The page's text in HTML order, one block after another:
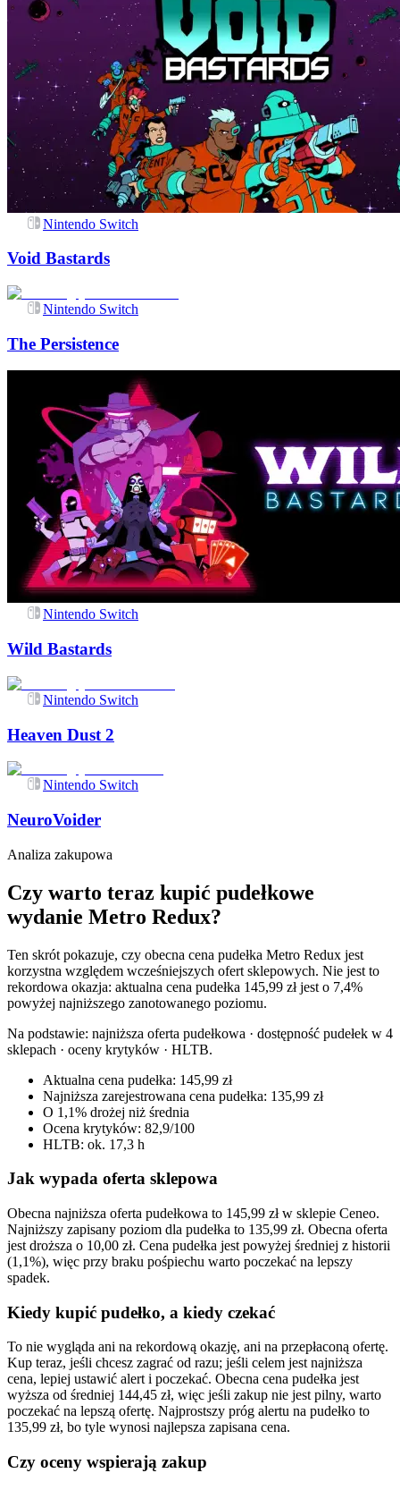
Nintendo Switch
Void Bastards
Nintendo Switch
The Persistence
Nintendo Switch
Wild Bastards
Nintendo Switch
Heaven Dust 2
Nintendo Switch
NeuroVoider
Analiza zakupowa
Czy warto teraz kupić pudełkowe
wydanie Metro Redux?
Ten skrót pokazuje, czy obecna cena pudełka Metro Redux jest
korzystna względem wcześniejszych ofert sklepowych. Nie jest to
rekordowa okazja: aktualna cena pudełka 145,99 zł jest o 7,4%
powyżej najniższego zanotowanego poziomu.
Na podstawie: najniższa oferta pudełkowa · dostępność pudełek w 4
sklepach · oceny krytyków · HLTB.
Aktualna cena pudełka: 145,99 zł
Najniższa zarejestrowana cena pudełka: 135,99 zł
O 1,1% drożej niż średnia
Ocena krytyków: 82,9/100
HLTB: ok. 17,3 h
Jak wypada oferta sklepowa
Obecna najniższa oferta pudełkowa to 145,99 zł w sklepie Ceneo.
Najniższy zapisany poziom dla pudełka to 135,99 zł. Obecna oferta
jest droższa o 10,00 zł. Cena pudełka jest powyżej średniej z historii
(1,1%), więc przy braku pośpiechu warto poczekać na lepszy
spadek.
Kiedy kupić pudełko, a kiedy czekać
To nie wygląda ani na rekordową okazję, ani na przepłaconą ofertę.
Kup teraz, jeśli chcesz zagrać od razu; jeśli celem jest najniższa
cena, lepiej ustawić alert i poczekać. Obecna cena pudełka jest
wyższa od średniej 144,45 zł, więc jeśli zakup nie jest pilny, warto
poczekać na lepszą ofertę. Najprostszy próg alertu na pudełko to
135,99 zł, bo tyle wynosi najlepsza zapisana cena.
Czy oceny wspierają zakup